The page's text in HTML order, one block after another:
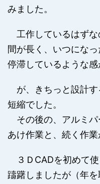
みました。
工作しているはずな
間が長く、いつにな
停滞しているような感
が、きちっと設計す
短縮でした。
その後の、アルミパ
あけ作業と、続く作業
３ＤCADを初めて使
躊躇しましたが（年